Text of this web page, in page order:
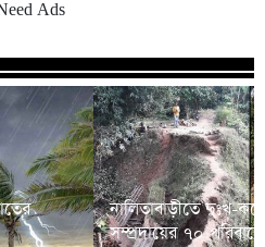
নালিতাবাড়ীতে দুঃখ-
সম্প্রদায়ের ৭০